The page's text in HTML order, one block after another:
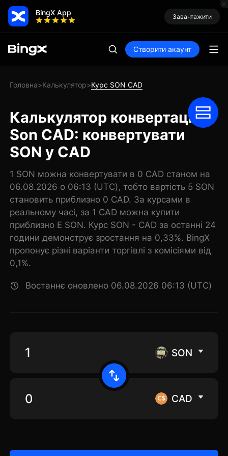
BingX App Завантажити
Створити акаунт
Головна>Калькулятор>Курс SON CAD
Калькулятор конвертації
Son CAD: конвертувати
SON у CAD
1 SON можна конвертувати в 0 CAD станом на
06.08.2026 о 06:13 (UTC), тобто вартість 5 SON
становить приблизно 0 CAD. За курсами в
реальному часі, за 1 CAD можна купити
приблизно E SON. Курс SON - CAD за останні 24
години демонструє зростання на 0,33%. BingX
пропонує різні варіанти торгівлі з комісіями від
0,1%.
Востаннє оновлено 06.08.2026 06:13 (UTC)
SON
CAD